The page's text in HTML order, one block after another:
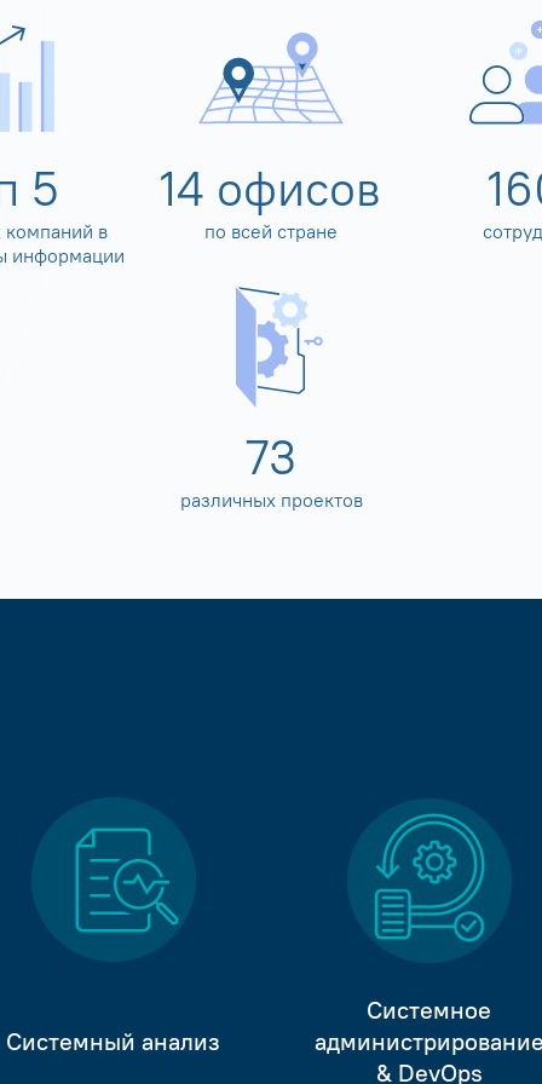
5
компаний в
информации
14 офисов
по всей стране
80
различных проектов
Системный анализ
Системное
& DevOps